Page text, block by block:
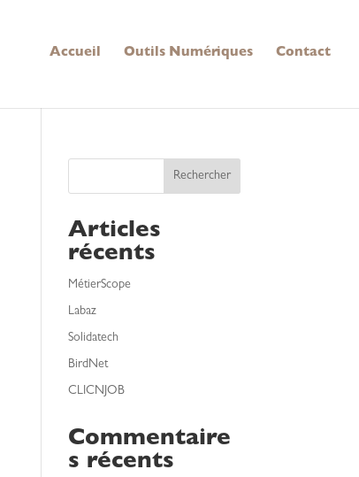
Accueil Outils Numériques Contact
Rechercher
Articles
récents
MétierScope
Labaz
Solidatech
BirdNet
CLICNJOB
Commentaire
s récents